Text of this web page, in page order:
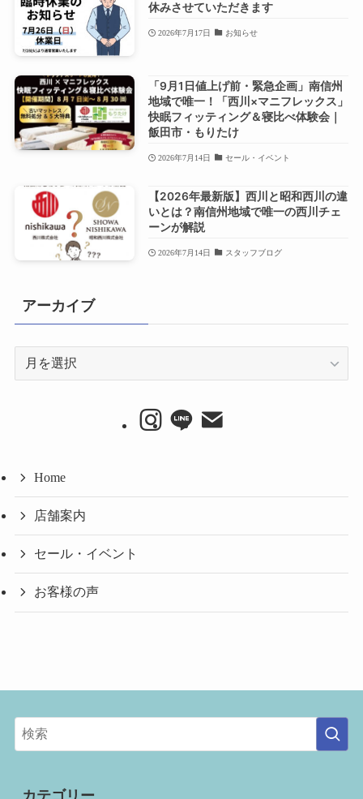
休みさせていただきます
2026年7月17日 お知らせ
「9月1日値上げ前・緊急企画」南信州
地域で唯一！「西川×マニフレックス」
快眠フィッティング＆寝比べ体験会｜
飯田市・もりたけ
2026年7月14日 セール・イベント
【2026年最新版】西川と昭和西川の違
いとは？南信州地域で唯一の西川チェ
ーンが解説
2026年7月14日 スタッフブログ
アーカイブ
Home
店舗案内
セール・イベント
お客様の声
カテゴリー